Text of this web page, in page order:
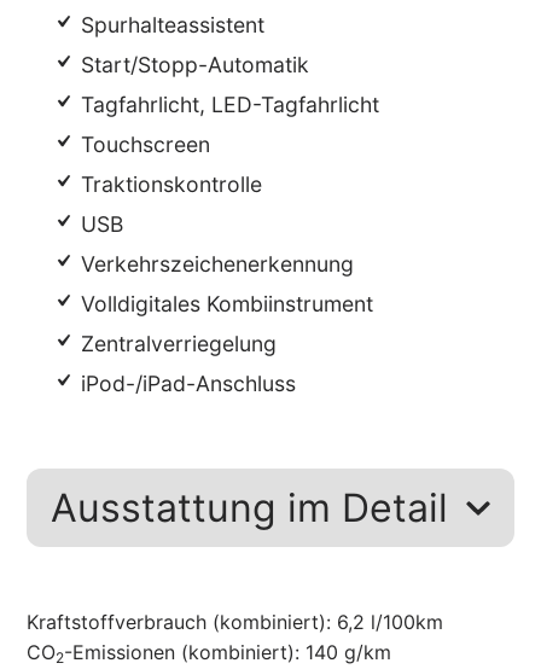
Spurhalteassistent
Start/Stopp-Automatik
Tagfahrlicht, LED-Tagfahrlicht
Touchscreen
Traktionskontrolle
USB
Verkehrszeichenerkennung
Volldigitales Kombiinstrument
Zentralverriegelung
iPod-/iPad-Anschluss
Ausstattung im Detail
Kraftstoffverbrauch (kombiniert): 6,2 l/100km
CO2-Emissionen (kombiniert): 140 g/km